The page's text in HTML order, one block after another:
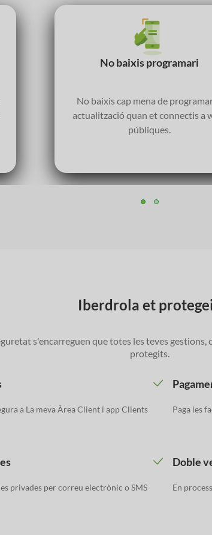
No baixis programari
No baixis cap mena de
actualització quan et connectis a
públiques.
Iberdrola et
s'encarreguen que totes les teves
protegits.
a La meva Àrea Client i app Clients Paga les
privades per correu electrònic o SMS
Doble
En